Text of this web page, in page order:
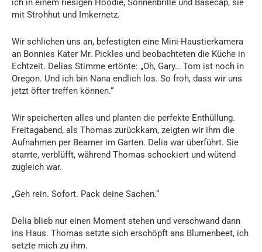
ich in einem riesigen Hoodie, Sonnenbrille und Basecap, sie
mit Strohhut und Imkernetz.
Wir schlichen uns an, befestigten eine Mini-Haustierkamera
an Bonnies Kater Mr. Pickles und beobachteten die Küche in
Echtzeit. Delias Stimme ertönte: „Oh, Gary… Tom ist noch in
Oregon. Und ich bin Nana endlich los. So froh, dass wir uns
jetzt öfter treffen können.“
Wir speicherten alles und planten die perfekte Enthüllung.
Freitagabend, als Thomas zurückkam, zeigten wir ihm die
Aufnahmen per Beamer im Garten. Delia war überführt. Sie
starrte, verblüfft, während Thomas schockiert und wütend
zugleich war.
„Geh rein. Sofort. Pack deine Sachen.“
Delia blieb nur einen Moment stehen und verschwand dann
ins Haus. Thomas setzte sich erschöpft ans Blumenbeet, ich
setzte mich zu ihm.